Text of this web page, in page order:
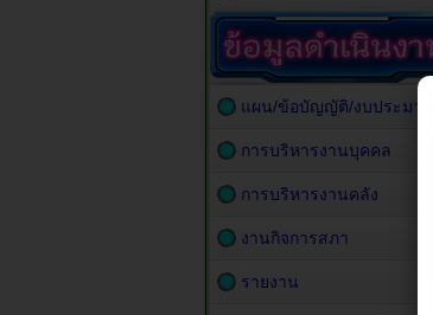
แผน/ข้อบัญญัติ/งบประมาณ
การบริหารงานบุคคล
การบริหารงานคลัง
งานกิจการสภา
รายงาน